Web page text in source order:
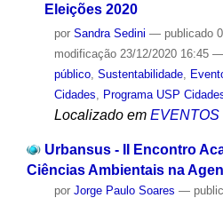
Eleições 2020
por Sandra Sedini — publicado
modificação23/12/2020 16:45 —
público, Sustentabilidade,
Cidades
Programa USP
Localizado em EVENTOS
Urbansus - II Encontro
Ciências Ambientais na
por Jorge Paulo Soares —